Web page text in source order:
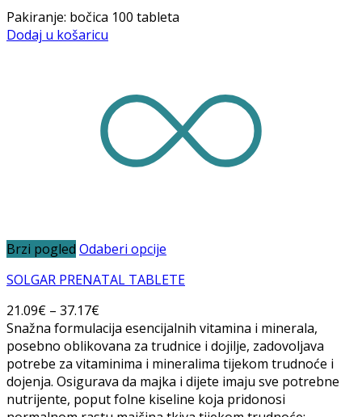
Pakiranje: bočica 100 tableta
Dodaj u košaricu
Brzi pogled Odaberi opcije
SOLGAR PRENATAL TABLETE
21.09€ – 37.17€
Snažna formulacija esencijalnih vitamina i minerala,
posebno oblikovana za trudnice i dojilje, zadovoljava
potrebe za vitaminima i mineralima tijekom trudnoće i
dojenja. Osigurava da majka i dijete imaju sve potrebne
nutrijente, poput folne kiseline koja pridonosi